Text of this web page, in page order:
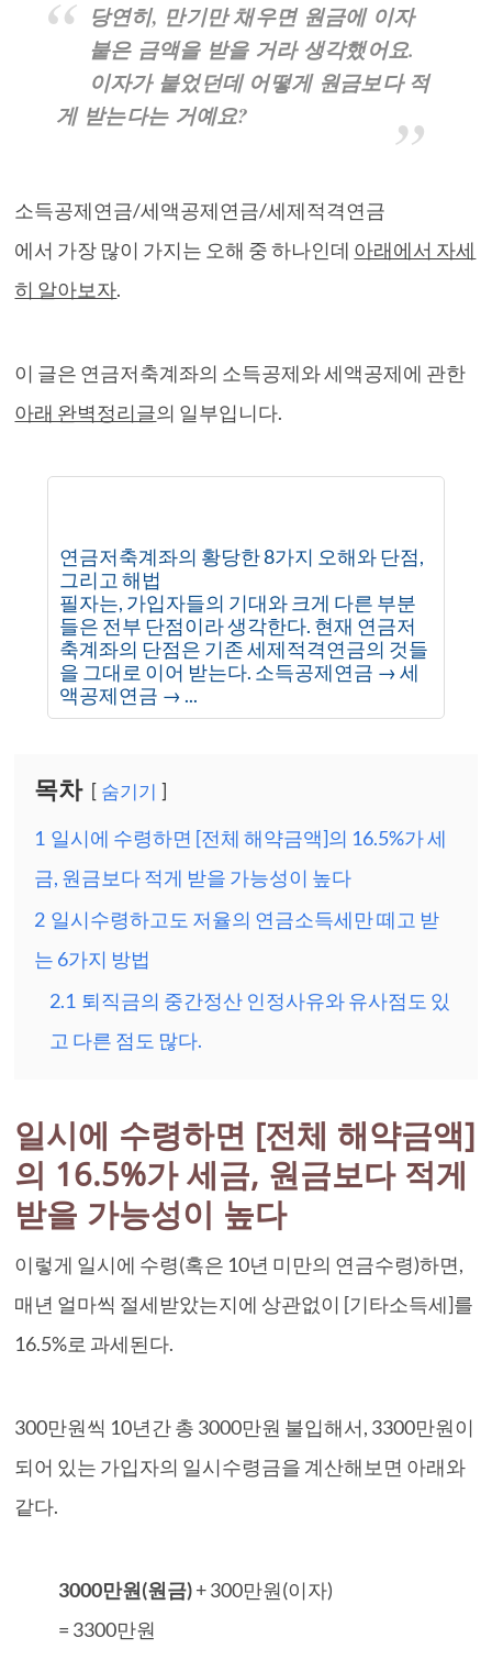
당연히, 만기만 채우면 원금에 이자
붙은 금액을 받을 거라 생각했어요.
이자가 붙었던데 어떻게 원금보다 적
게 받는다는 거예요?
소득공제연금/세액공제연금/세제적격연금
에서 가장 많이 가지는 오해 중 하나인데 아래에서 자세
히 알아보자.
이 글은 연금저축계좌의 소득공제와 세액공제에 관한
아래 완벽정리글의 일부입니다.
연금저축계좌의 황당한 8가지 오해와 단점,
그리고 해법
필자는, 가입자들의 기대와 크게 다른 부분
들은 전부 단점이라 생각한다. 현재 연금저
축계좌의 단점은 기존 세제적격연금의 것들
을 그대로 이어 받는다. 소득공제연금 → 세
액공제연금 → ...
목차 숨기기
1 일시에 수령하면 [전체 해약금액]의 16.5%가 세
금, 원금보다 적게 받을 가능성이 높다
2 일시수령하고도 저율의 연금소득세만 떼고 받
는 6가지 방법
2.1 퇴직금의 중간정산 인정사유와 유사점도 있
고 다른 점도 많다.
일시에 수령하면 [전체 해약금액]
의 16.5%가 세금, 원금보다 적게
받을 가능성이 높다
이렇게 일시에 수령(혹은 10년 미만의 연금수령)하면,
매년 얼마씩 절세받았는지에 상관없이 [기타소득세]를
16.5%로 과세된다.
300만원씩 10년간 총 3000만원 불입해서, 3300만원이
되어 있는 가입자의 일시수령금을 계산해보면 아래와
같다.
3000만원(원금)+ 300만원(이자)
= 3300만원